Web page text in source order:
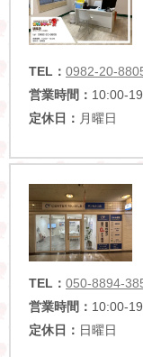
TEL： 0982-20-
営業時間： 10:00-
定休日： 月曜日
TEL： 050-8894-
営業時間： 10:00-
定休日： 日曜日